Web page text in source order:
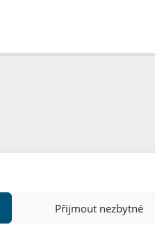
Přijmout nezbytné